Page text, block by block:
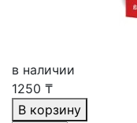
в наличии
1250 ₸
В корзину